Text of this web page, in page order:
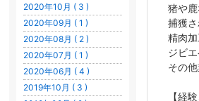
猪や
捕獲
精肉加
ジビ
その
【経
2020年10月 ( 3 )
2020年09月 ( 1 )
2020年08月 ( 2 )
2020年07月 ( 1 )
2020年06月 ( 4 )
2019年10月 ( 3 )